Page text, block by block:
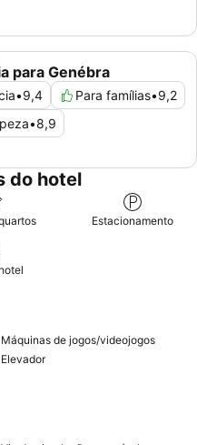
para Genébra
•9,4 Para famílias•9,2
•8,9
do hotel
Estacionamento
Máquinas de jogos/videojogos
Elevador